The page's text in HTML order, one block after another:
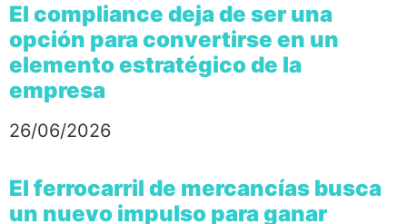
El compliance deja de ser una
opción para convertirse en un
elemento estratégico de la
empresa
26/06/2026
El ferrocarril de mercancías busca
un nuevo impulso para ganar